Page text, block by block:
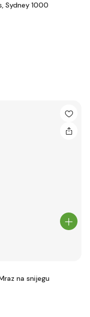
Sydney 1000
na snijegu